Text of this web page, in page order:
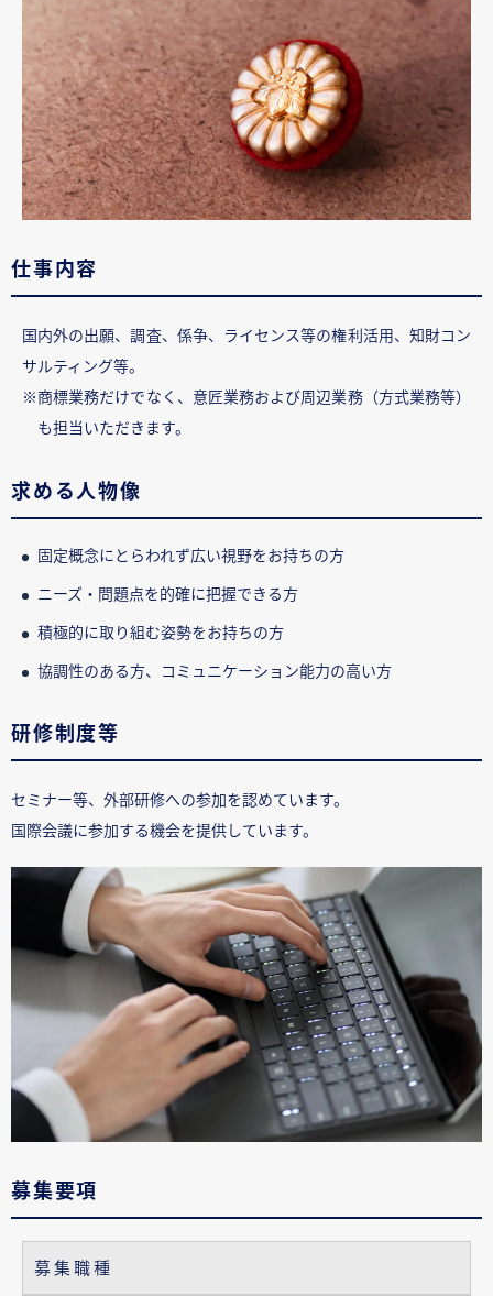
仕事内容
国内外の出願、調査、係争、ライセンス等の権利活用、知財コン
サルティング等。
※商標業務だけでなく、意匠業務および周辺業務（方式業務等）
も担当いただきます。
求める人物像
固定概念にとらわれず広い視野をお持ちの方
ニーズ・問題点を的確に把握できる方
積極的に取り組む姿勢をお持ちの方
協調性のある方、コミュニケーション能力の高い方
研修制度等
セミナー等、外部研修への参加を認めています。
国際会議に参加する機会を提供しています。
募集要項
募集職種